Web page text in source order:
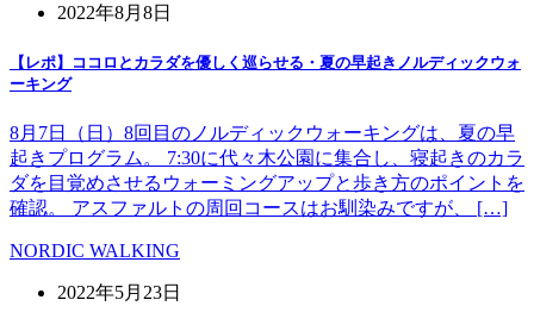
2022年8月8日
【レポ】ココロとカラダを優しく巡らせる・夏の早起きノルディックウォ
ーキング
8月7日（日）8回目のノルディックウォーキングは、夏の早
起きプログラム。 7:30に代々木公園に集合し、寝起きのカラ
ダを目覚めさせるウォーミングアップと歩き方のポイントを
確認。 アスファルトの周回コースはお馴染みですが、 […]
NORDIC WALKING
2022年5月23日